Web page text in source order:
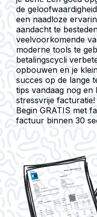
de
een naadloze
aandacht te
veelvoorkomende
moderne tools te
betalingscycli
opbouwen en je
succes op de lange
tips vandaag nog en
stressvrije facturatie!
Begin GRATIS met
factuur binnen 30